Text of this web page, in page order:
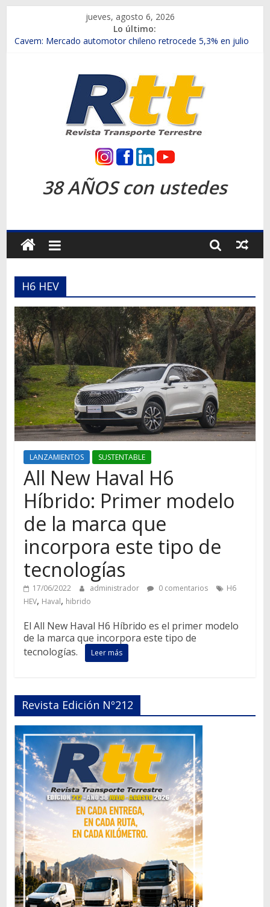
contenido
jueves, agosto 6, 2026
Lo último:
Chile es el primer mercado internacional en lanzar la nueva
Salfa suma vehículos electrificados de Chevrolet en el Biobío
Samex amplía su red con nuevas sucursales en Rancagua y
SINOTRUK Pick-ups presentó la recién estrenada Bolden en
la Expo Compras Públicas 2026
Revista
Transporte
Terrestre
Autos,
camiones,
motos,
información
del
mundo
del
transporte
38 AÑOS con ustedes
H6 HEV
LANZAMIENTOS SUSTENTABLE
All New Haval H6
Híbrido: Primer modelo
de la marca que
incorpora este tipo de
tecnologías
17/06/2022 administrador 0 comentarios
H6
HEV, Haval, hibrido
El All New Haval H6 Híbrido es el primer modelo
de la marca que incorpora este tipo de
tecnologías.
Leer más
Revista Edición Nº212